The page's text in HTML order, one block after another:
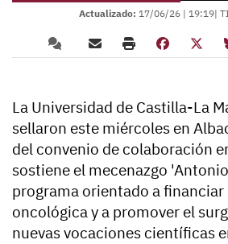
Actualizado: 17/06/26 | 19:19|
La Universidad de Castilla-La
sellaron este miércoles en
del convenio de colaboración
sostiene el mecenazgo
programa orientado a
oncológica y a promover el
nuevas vocaciones científicas